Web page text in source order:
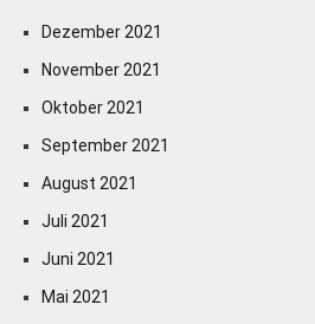
Dezember 2021
November 2021
Oktober 2021
September 2021
August 2021
Juli 2021
Juni 2021
Mai 2021